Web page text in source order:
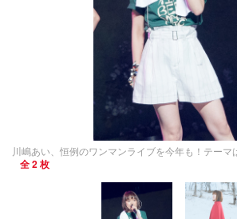
川嶋あい、恒例のワンマンライブを今年も！テーマ
全 2 枚